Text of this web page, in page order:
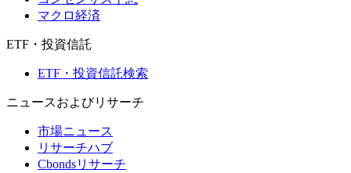
マクロ経済
ETF・投資信託
ETF・投資信託検索
ニュースおよびリサーチ
市場ニュース
リサーチハブ
Cbondsリサーチ